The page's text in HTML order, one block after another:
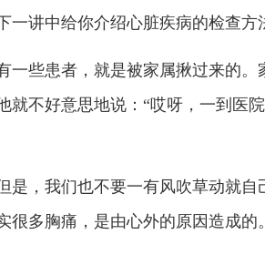
讲中给你介绍心脏疾病的检查方
一些患者，就是被家属揪过来的。
不好意思地说：“哎呀，一到医
，我们也不要一有风吹草动就自
很多胸痛，是由心外的原因造成的